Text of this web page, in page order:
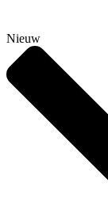
Nieuw